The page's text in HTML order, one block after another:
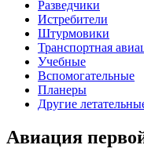
Разведчики
Истребители
Штурмовики
Транспортная
Учебные
Вспомогательные
Планеры
Другие
Авиация